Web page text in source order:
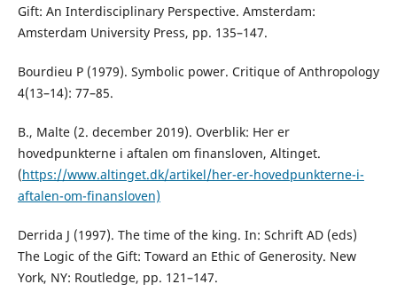
Gift: An Interdisciplinary Perspective. Amsterdam:
Amsterdam University Press, pp. 135–147.
Bourdieu P (1979). Symbolic power. Critique of Anthropology
4(13–14): 77–85.
B., Malte (2. december 2019). Overblik: Her er
hovedpunkterne i aftalen om finansloven, Altinget.
(https://www.altinget.dk/artikel/her-er-hovedpunkterne-i-
aftalen-om-finansloven)
Derrida J (1997). The time of the king. In: Schrift AD (eds)
The Logic of the Gift: Toward an Ethic of Generosity. New
York, NY: Routledge, pp. 121–147.